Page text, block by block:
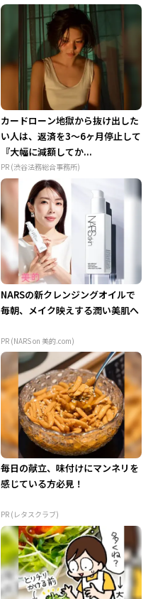
カードローン地獄から抜け出した
い人は、返済を3～6ヶ月停止して
『大幅に減額してか...
PR (渋谷法務総合事務所)
NARSの新クレンジングオイルで
毎朝、メイク映えする潤い美肌へ
PR (NARS on 美的.com)
毎日の献立、味付けにマンネリを
感じている方必見！
PR (レタスクラブ)